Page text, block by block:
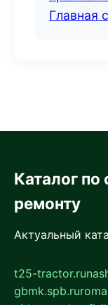
Главная
Каталог по
ремонту
Актуальный
t25-tractor.ru
gbmk.spb.ru